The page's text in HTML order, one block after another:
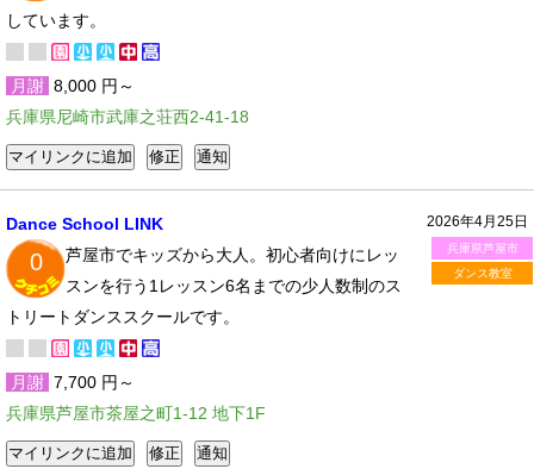
しています。
月謝 8,000 円～
兵庫県尼崎市武庫之荘西2-41-18
2026年4月25日
兵庫県芦屋市
ダンス教室
Dance School LINK
0
芦屋市でキッズから大人。初心者向けにレッ
スンを行う1レッスン6名までの少人数制のス
トリートダンススクールです。
月謝 7,700 円～
兵庫県芦屋市茶屋之町1-12 地下1F